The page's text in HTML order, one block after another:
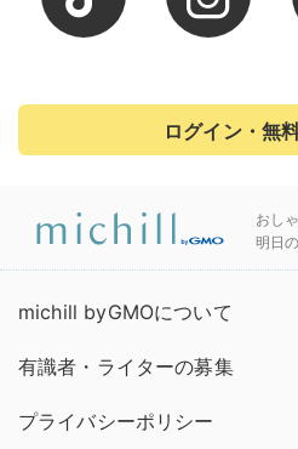
ログイン・無
おし
明日
michill byGMOについて
有識者・ライターの募集
プライバシーポリシー